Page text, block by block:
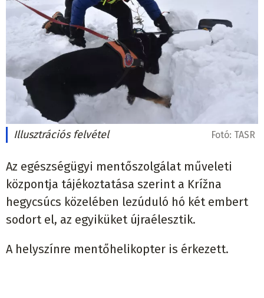
Illusztrációs felvétel Fotó: TASR
Az egészségügyi mentőszolgálat műveleti
központja tájékoztatása szerint a Krížna
hegycsúcs közelében lezúduló hó két embert
sodort el, az egyiküket újraélesztik.
A helyszínre mentőhelikopter is érkezett.